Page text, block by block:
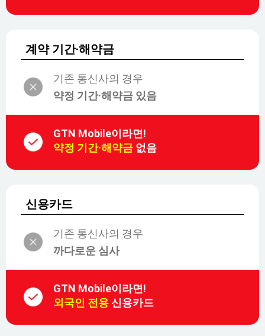
계약 기간·해약금
기존 통신사의 경우
약정 기간·해약금 있음
GTN Mobile이라면!
약정 기간·해약금 없음
신용카드
기존 통신사의 경우
까다로운 심사
GTN Mobile이라면!
외국인 전용 신용카드